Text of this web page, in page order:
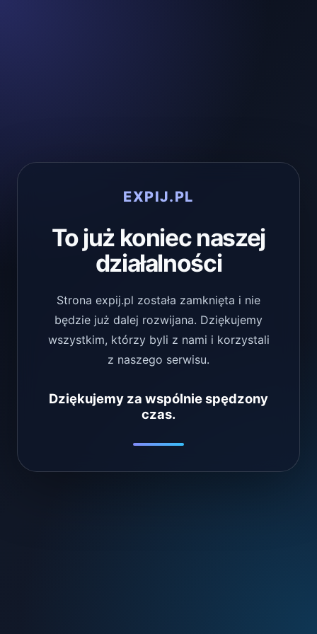
EXPIJ.PL
To już koniec naszej
działalności
Strona expij.pl została zamknięta i nie
będzie już dalej rozwijana. Dziękujemy
wszystkim, którzy byli z nami i korzystali
z naszego serwisu.
Dziękujemy za wspólnie spędzony
czas.